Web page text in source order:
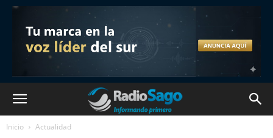
Inicio Actualidad